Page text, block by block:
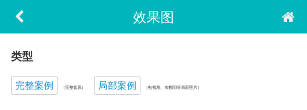
效果图
类型
完整案例 （完整套系） 局部案例 （电视墙、衣帽间等局部照片）